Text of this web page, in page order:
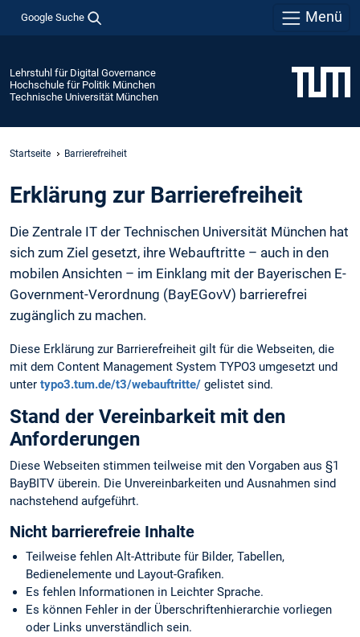
Google Suche Menü
Lehrstuhl für Digital Governance
Hochschule für Politik München
Technische Universität München
Startseite Barrierefreiheit
Erklärung zur Barrierefreiheit
Die Zentrale IT der Technischen Universität München hat
sich zum Ziel gesetzt, ihre Webauftritte – auch in den
mobilen Ansichten – im Einklang mit der Bayerischen E-
Government-Verordnung (BayEGovV) barrierefrei
zugänglich zu machen.
Diese Erklärung zur Barrierefreiheit gilt für die Webseiten, die
mit dem Content Management System TYPO3 umgesetzt und
unter typo3.tum.de/t3/webauftritte/ gelistet sind.
Stand der Vereinbarkeit mit den
Anforderungen
Diese Webseiten stimmen teilweise mit den Vorgaben aus §1
BayBITV überein. Die Unvereinbarkeiten und Ausnahmen sind
nachstehend aufgeführt.
Nicht barrierefreie Inhalte
Teilweise fehlen Alt-Attribute für Bilder, Tabellen,
Bedienelemente und Layout-Grafiken.
Es fehlen Informationen in Leichter Sprache.
Es können Fehler in der Überschriftenhierarchie vorliegen
oder Links unverständlich sein.